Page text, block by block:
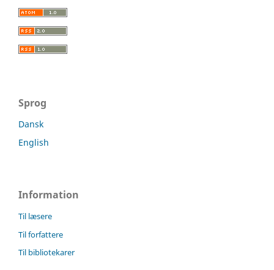
Sprog
Dansk
English
Information
Til læsere
Til forfattere
Til bibliotekarer